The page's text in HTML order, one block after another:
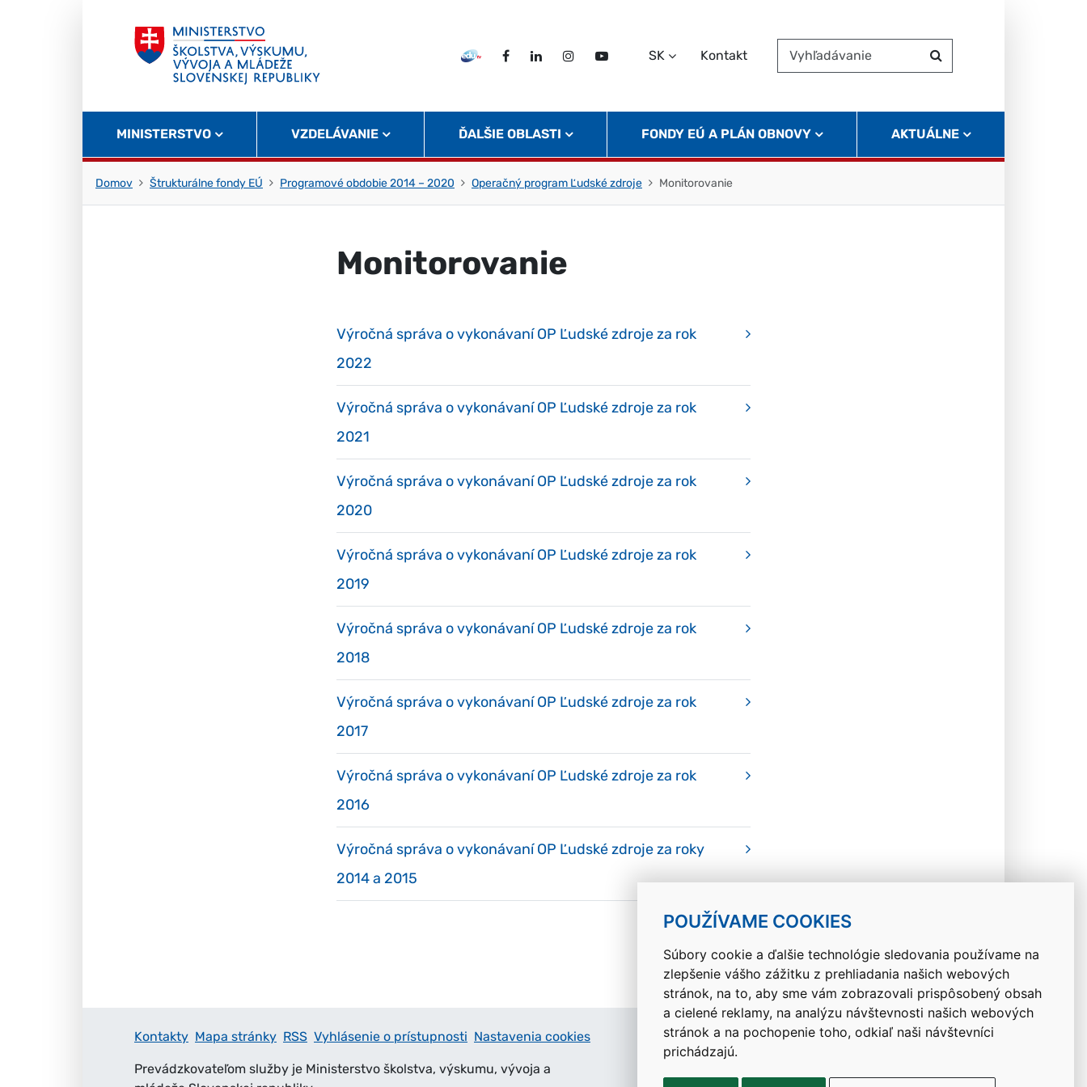
POUŽÍVAME COOKIES
Súbory cookie a ďalšie technológie sledovania používame na
zlepšenie vášho zážitku z prehliadania našich webových
stránok, na to, aby sme vám zobrazovali prispôsobený obsah
a cielené reklamy, na analýzu návštevnosti našich webových
stránok a na pochopenie toho, odkiaľ naši návštevníci
prichádzajú.
EDU TVFacebookLinkedInInstagram
Twitter
SK Kontakt
Vyhľadávanie
Hľadať
MINISTERSTVO VZDELÁVANIE ĎALŠIE OBLASTI FONDY EÚ A PLÁN OBNOVY AKTUÁLNE
Domov Štrukturálne fondy EÚ Programové obdobie 2014 – 2020 Operačný program Ľudské zdroje Monitorovanie
Monitorovanie
Výročná správa o vykonávaní OP Ľudské zdroje za rok
2022
Výročná správa o vykonávaní OP Ľudské zdroje za rok
2021
Výročná správa o vykonávaní OP Ľudské zdroje za rok
2020
Výročná správa o vykonávaní OP Ľudské zdroje za rok
2019
Výročná správa o vykonávaní OP Ľudské zdroje za rok
2018
Výročná správa o vykonávaní OP Ľudské zdroje za rok
2017
Výročná správa o vykonávaní OP Ľudské zdroje za rok
2016
Výročná správa o vykonávaní OP Ľudské zdroje za roky
2014 a 2015
Návrat hore
Kontakty Mapa stránky RSS Vyhlásenie o prístupnosti Nastavenia cookies
Prevádzkovateľom služby je Ministerstvo školstva, výskumu, vývoja a